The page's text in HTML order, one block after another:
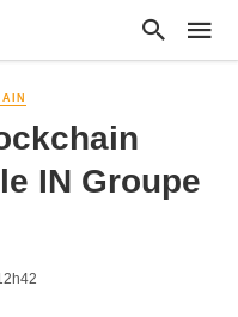
IN Groupe